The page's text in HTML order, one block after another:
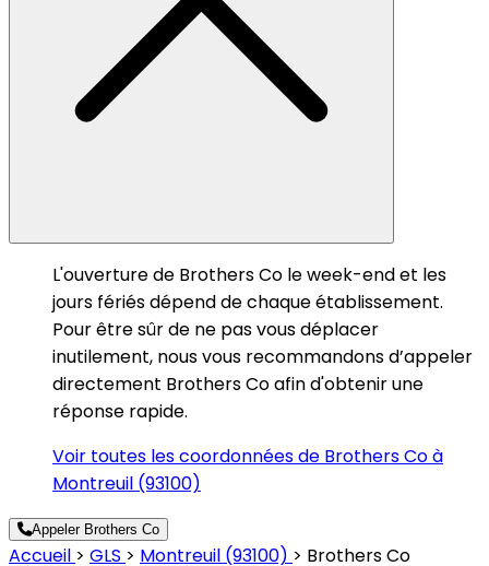
L'ouverture de Brothers Co le week-end et les
jours fériés dépend de chaque établissement.
Pour être sûr de ne pas vous déplacer
inutilement, nous vous recommandons d’appeler
directement Brothers Co afin d'obtenir une
réponse rapide.
Voir toutes les coordonnées de Brothers Co à
Montreuil (93100)
Appeler Brothers Co
Accueil > GLS > Montreuil (93100) > Brothers Co